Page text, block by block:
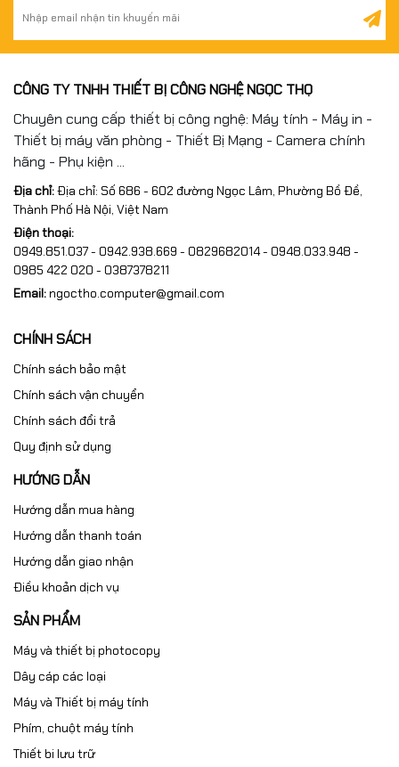
CÔNG TY TNHH THIẾT BỊ CÔNG NGHỆ NGỌC THỌ
Chuyên cung cấp thiết bị công nghệ: Máy tính - Máy in -
Thiết bị máy văn phòng - Thiết Bị Mạng - Camera chính
hãng - Phụ kiện ...
Địa chỉ:Địa chỉ: Số 686 - 602 đường Ngọc Lâm, Phường Bồ Đề,
Thành Phố Hà Nội, Việt Nam
Điện thoại:
0949.851.037 - 0942.938.669 - 0829682014 - 0948.033.948 -
0985 422 020 - 0387378211
Email:ngoctho.computer@gmail.com
CHÍNH SÁCH
Chính sách bảo mật
Chính sách vận chuyển
Chính sách đổi trả
Quy định sử dụng
HƯỚNG DẪN
Hướng dẫn mua hàng
Hướng dẫn thanh toán
Hướng dẫn giao nhận
Điều khoản dịch vụ
SẢN PHẨM
Máy và thiết bị photocopy
Dây cáp các loại
Máy và Thiết bị máy tính
Phím, chuột máy tính
Thiết bi lưu trữ